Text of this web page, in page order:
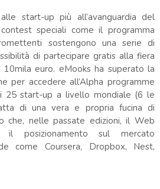
start-up più all’avanguardia del
speciali come il programma
sostengono una serie di
di partecipare gratis alla fiera
euro. eMooks ha superato la
per accedere all’Alpha programme
25 start-up a livello mondiale (6 le
di una vera e propria fucina di
che, nelle passate edizioni, il Web
posizionamento sul mercato
come Coursera, Dropbox, Nest,